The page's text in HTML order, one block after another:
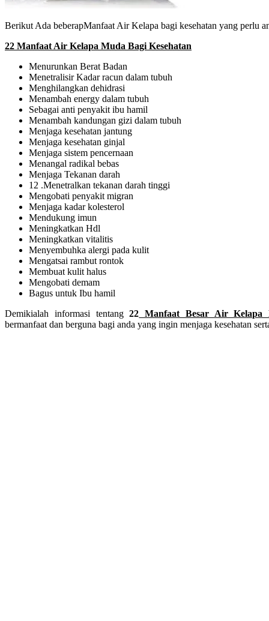
Berikut Ada beberapManfaat Air Kelapa bagi kesehatan yang perlu
22 Manfaat Air Kelapa Muda Bagi Kesehatan
Menurunkan Berat Badan
Menetralisir Kadar racun dalam tubuh
Menghilangkan dehidrasi
Menambah energy dalam tubuh
Sebagai anti penyakit ibu hamil
Menambah kandungan gizi dalam tubuh
Menjaga kesehatan jantung
Menjaga kesehatan ginjal
Menjaga sistem pencernaan
Menangal radikal bebas
Menjaga Tekanan darah
12 .Menetralkan tekanan darah tinggi
Mengobati penyakit migran
Menjaga kadar kolesterol
Mendukung imun
Meningkatkan Hdl
Meningkatkan vitalitis
Menyembuhka alergi pada kulit
Mengatsai rambut rontok
Membuat kulit halus
Mengobati demam
Bagus untuk Ibu hamil
Demikialah informasi tentang22 Manfaat Besar Air Kelapa
bermanfaat dan berguna bagi anda yang ingin menjaga kesehatan